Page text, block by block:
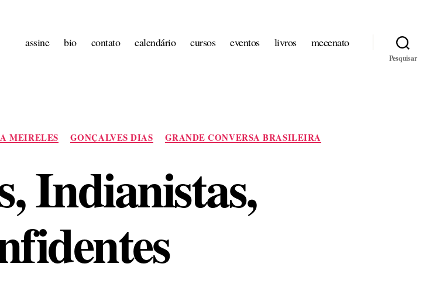
assine bio contato calendário cursos eventos livros mecenato
Pesquisar
Categorias
MEIRELES GONÇALVES DIAS GRANDE CONVERSA BRASILEIRA
Indianistas,